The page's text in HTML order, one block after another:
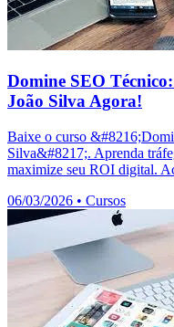
Domine SEO
João Silva Agora!
Baixe o curso
Silva&#8217;. Aprenda
maximize seu ROI digital.
06/03/2026 • Cursos